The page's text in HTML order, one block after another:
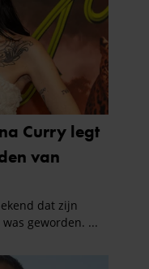
van hun services. U
onze website blijft